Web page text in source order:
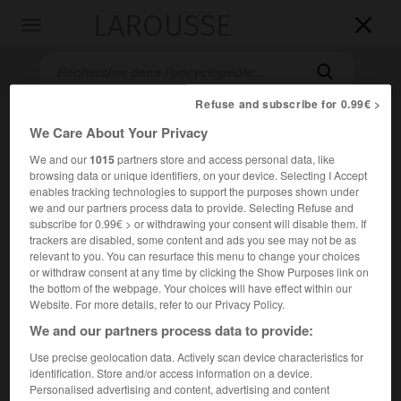


Accueil Encyclopédie [litterature] > Martial
Martial
en lat.Marcus Valerius Martialis
Cet article est extrait de l'ouvrage Larousse « Dictionnaire
mondial des littératures ».
Poète latin (Bilbilis, Espagne, v. 40 – id. v. 104).
Refuse and subscribe for 0.99€ >
We Care About Your Privacy
We and our1015partners store and access personal data, like
browsing data or unique identifiers, on your device. Selecting I Accept
enables tracking technologies to support the purposes shown under
we and our partners process data to provide. Selecting Refuse and
subscribe for 0.99€ > or withdrawing your consent will disable them. If
trackers are disabled, some content and ads you see may not be as
relevant to you. You can resurface this menu to change your choices
or withdraw consent at any time by clicking the Show Purposes link on
the bottom of the webpage. Your choices will have effect within our
Website. For more details, refer to our Privacy Policy.
We and our partners process data to provide:
Use precise geolocation data. Actively scan device characteristics for
identification. Store and/or access information on a device.
Personalised advertising and content, advertising and content